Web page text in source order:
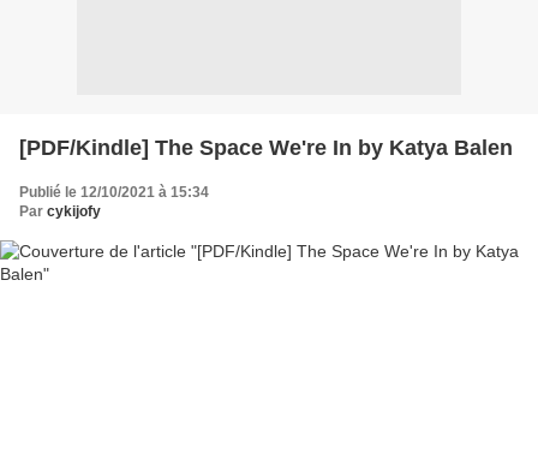
[PDF/Kindle] The Space We're In by Katya Balen
Publié le 12/10/2021 à 15:34
Par cykijofy